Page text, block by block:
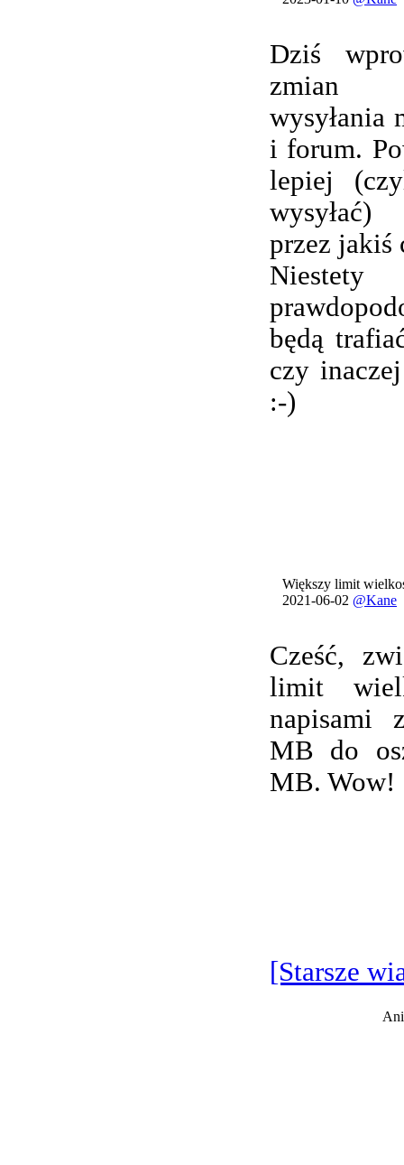
Dziś
zmian
wysyłania
i forum.
lepiej
przez jakiś
będą
czy
:-)
Większy limit
2021-06-02 @Kane
Cześć,
limit
napisami
MB do
MB. Wow!
[Starsze